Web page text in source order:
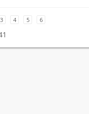
3 4 5 6